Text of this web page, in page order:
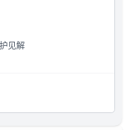
见解